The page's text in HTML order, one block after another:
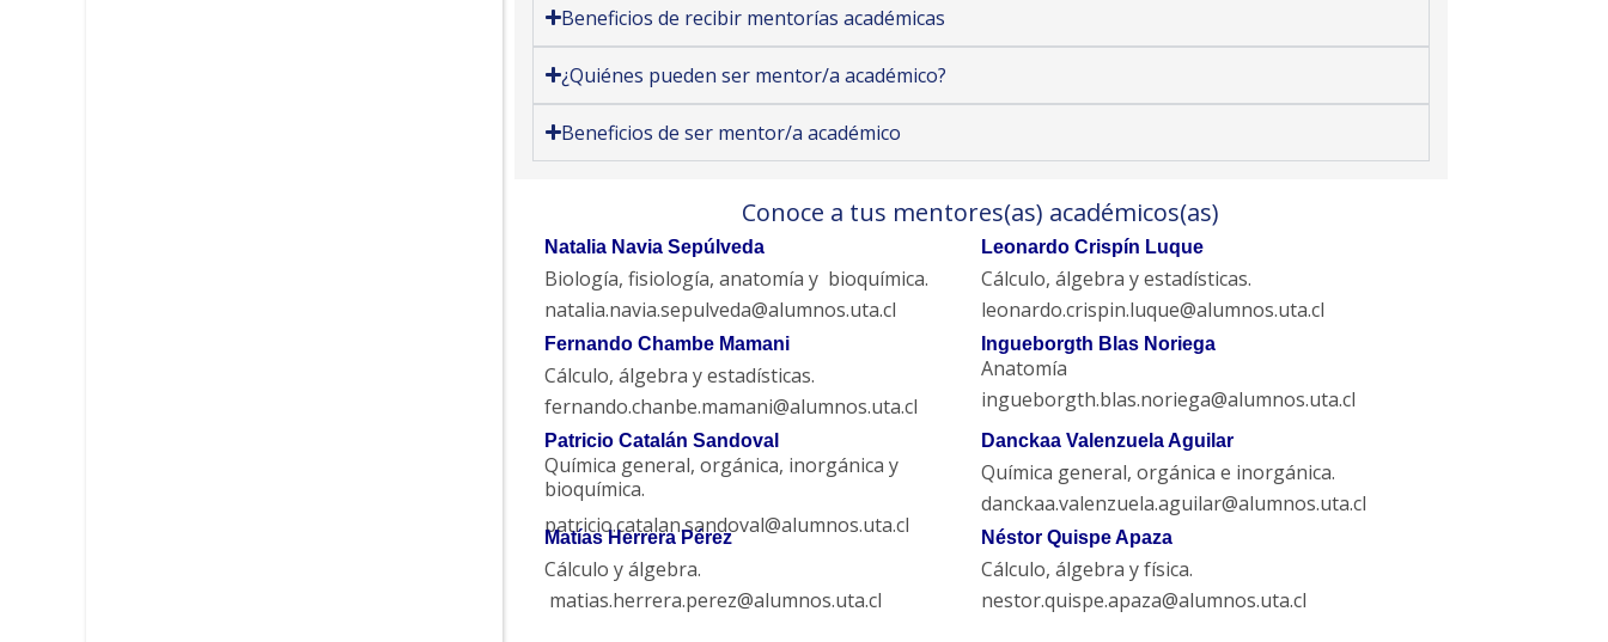
Beneficios de recibir mentorías académicas
¿Quiénes pueden ser mentor/a académico?
Beneficios de ser mentor/a académico
Conoce a tus mentores(as) académicos(as)
Natalia Navia Sepúlveda
Biología, fisiología, anatomía y bioquímica.
natalia.navia.sepulveda@alumnos.uta.cl
Leonardo Crispín Luque
Cálculo, álgebra y estadísticas.
leonardo.crispin.luque@alumnos.uta.cl
Fernando Chambe Mamani
Cálculo, álgebra y estadísticas.
fernando.chanbe.mamani@alumnos.uta.cl
Ingueborgth Blas Noriega
Anatomía
ingueborgth.blas.noriega@alumnos.uta.cl
Patricio Catalán Sandoval
Química general, orgánica, inorgánica y
bioquímica.
patricio.catalan.sandoval@alumnos.uta.cl
Danckaa Valenzuela Aguilar
Química general, orgánica e inorgánica.
danckaa.valenzuela.aguilar@alumnos.uta.cl
Matías Herrera Pérez
Cálculo y álgebra.
matias.herrera.perez@alumnos.uta.cl
Néstor Quispe Apaza
Cálculo, álgebra y física.
nestor.quispe.apaza@alumnos.uta.cl